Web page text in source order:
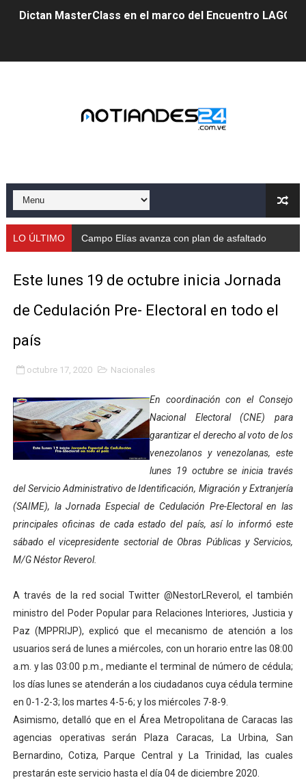
Dictan MasterClass en el marco del Encuentro LAGO
Gobernador Arnaldo Sánchez apadrina a más de 993
Mérida fortalece su reserva deportiva de cara a
Gobernación de Mérida instalará mesa de trabajo con
Instituto Nacional de Nutrición celebra Semana
Gobernación de Mérida fortalece el desarrollo
Corposalud inició talleres para aspirantes al curso de
Fortalecen formación académica de médicos en
Fortaleciendo la economía comunal en El Vigía con
Fundecem inició con éxito el taller vacacional de
El Lactario del Iahula celebra la Semana Mundial de la
Plan Vacacional "Venezuela Ríe 2026" brinda
Iniciación al yoga reúne a diversos clubes deportivos
Mincomunas impulsa el autogobierno en Mérida con
Expertos inspeccionan espacios del OAN para la
LO ÚLTIMO Campo Elías avanza con plan de asfaltado
Este lunes 19 de octubre inicia Jornada
de Cedulación Pre- Electoral en todo el
país
octubre 17, 2020 Nacionales
En coordinación con el Consejo
Nacional Electoral (CNE) para
garantizar el derecho al voto de los
venezolanos y venezolanas, este
lunes 19 octubre se inicia través
del Servicio Administrativo de Identificación, Migración y Extranjería
(SAIME), la Jornada Especial de Cedulación Pre-Electoral en las
principales oficinas de cada estado del país, así lo informó este
sábado el vicepresidente sectorial de Obras Públicas y Servicios,
M/G Néstor Reverol.
A través de la red social Twitter @NestorLReverol, el también
ministro del Poder Popular para Relaciones Interiores, Justicia y
Paz (MPPRIJP), explicó que el mecanismo de atención a los
usuarios será de lunes a miércoles, con un horario entre las 08:00
a.m. y las 03:00 p.m., mediante el terminal de número de cédula;
los días lunes se atenderán a los ciudadanos cuya cédula termine
en 0-1-2-3; los martes 4-5-6; y los miércoles 7-8-9.
Asimismo, detalló que en el Área Metropolitana de Caracas las
agencias operativas serán Plaza Caracas, La Urbina, San
Bernardino, Cotiza, Parque Central y La Trinidad, las cuales
prestarán este servicio hasta el día 04 de diciembre 2020.